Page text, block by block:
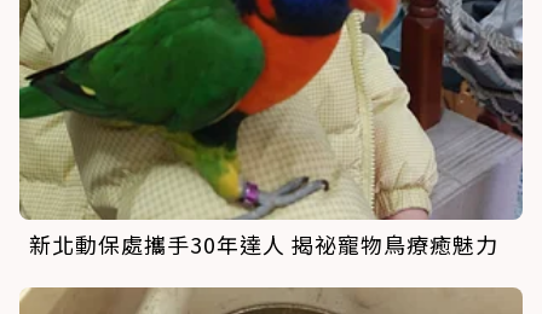
新北動保處攜手30年達人 揭祕寵物鳥療癒魅力